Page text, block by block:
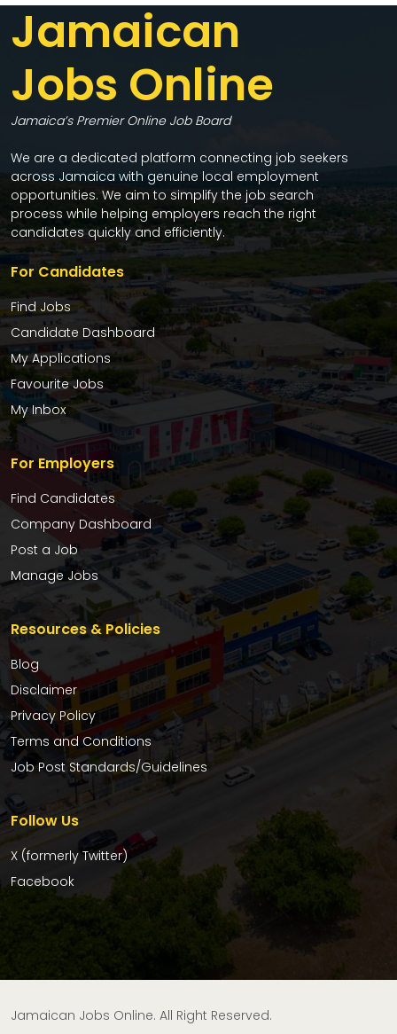
Jamaican
Jobs Online
Jamaica’s Premier Online Job Board
We are a dedicated platform connecting job seekers
across Jamaica with genuine local employment
opportunities. We aim to simplify the job search
process while helping employers reach the right
candidates quickly and efficiently.
For Candidates
Find Jobs
Candidate Dashboard
My Applications
Favourite Jobs
My Inbox
For Employers
Find Candidates
Company Dashboard
Post a Job
Manage Jobs
Resources & Policies
Blog
Disclaimer
Privacy Policy
Terms and Conditions
Job Post Standards/Guidelines
Follow Us
X (formerly Twitter)
Facebook
Jamaican Jobs Online. All Right Reserved.